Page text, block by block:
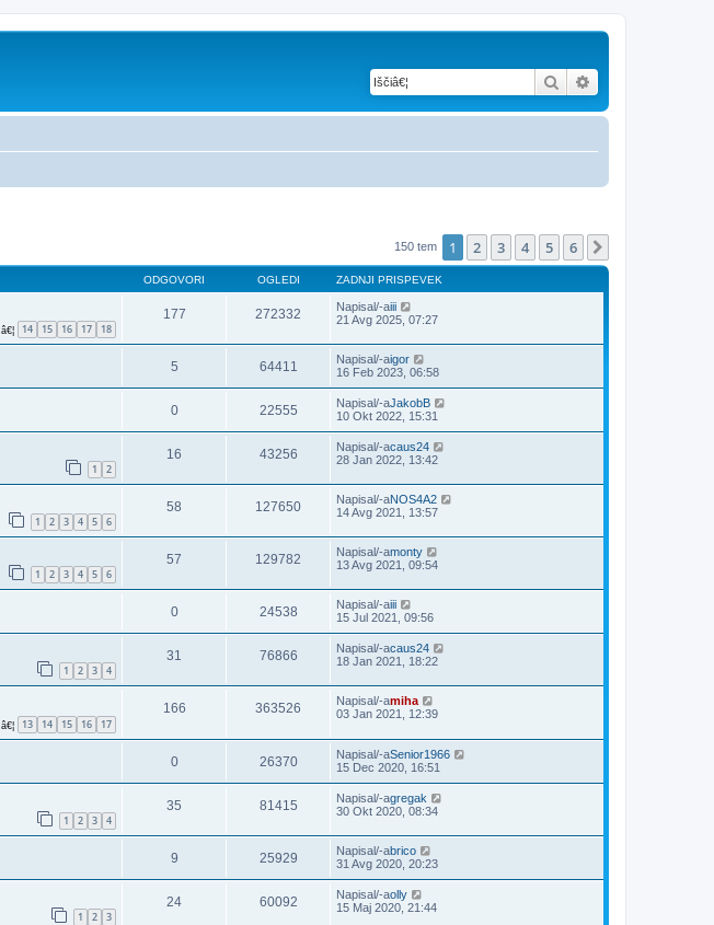
Iskanje
150 tem 1 2 3 4 5 6
ODGOVORI OGLEDI ZADNJI PRISPEVEK
â€¦ 14 15 16 17 18
177 272332 Napisal/-aiii
21 Avg 2025, 07:27
5 64411 Napisal/-aigor
16 Feb 2023, 06:58
0 22555 Napisal/-aJakobB
10 Okt 2022, 15:31
1 2
16 43256 Napisal/-acaus24
28 Jan 2022, 13:42
1 2 3 4 5 6
58 127650 Napisal/-aNOS4A2
14 Avg 2021, 13:57
1 2 3 4 5 6
57 129782 Napisal/-amonty
13 Avg 2021, 09:54
0 24538 Napisal/-aiii
15 Jul 2021, 09:56
1 2 3 4
31 76866 Napisal/-acaus24
18 Jan 2021, 18:22
â€¦ 13 14 15 16 17
166 363526 Napisal/-amiha
03 Jan 2021, 12:39
0 26370 Napisal/-aSenior1966
15 Dec 2020, 16:51
1 2 3 4
35 81415 Napisal/-agregak
30 Okt 2020, 08:34
9 25929 Napisal/-abrico
31 Avg 2020, 20:23
1 2 3
24 60092 Napisal/-aolly
15 Maj 2020, 21:44